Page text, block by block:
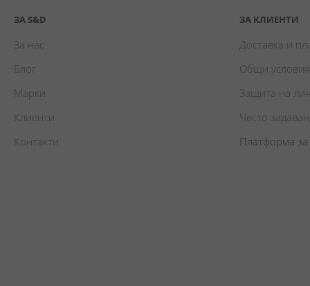
ЗА S&D
За нас
Блог
Марки
Клиенти
Контакти
ЗА КЛИЕНТИ
Доставка и
Общи условия
Защита на
Често
Платформа